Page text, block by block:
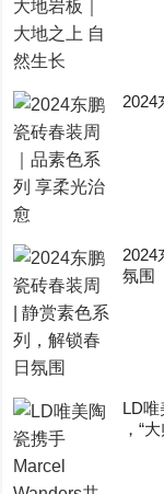
2024
2024
氛围
LD唯
，“